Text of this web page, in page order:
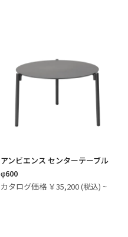
アンビエンス センターテーブル
φ600
カタログ価格 ￥35,200 (税込) ~